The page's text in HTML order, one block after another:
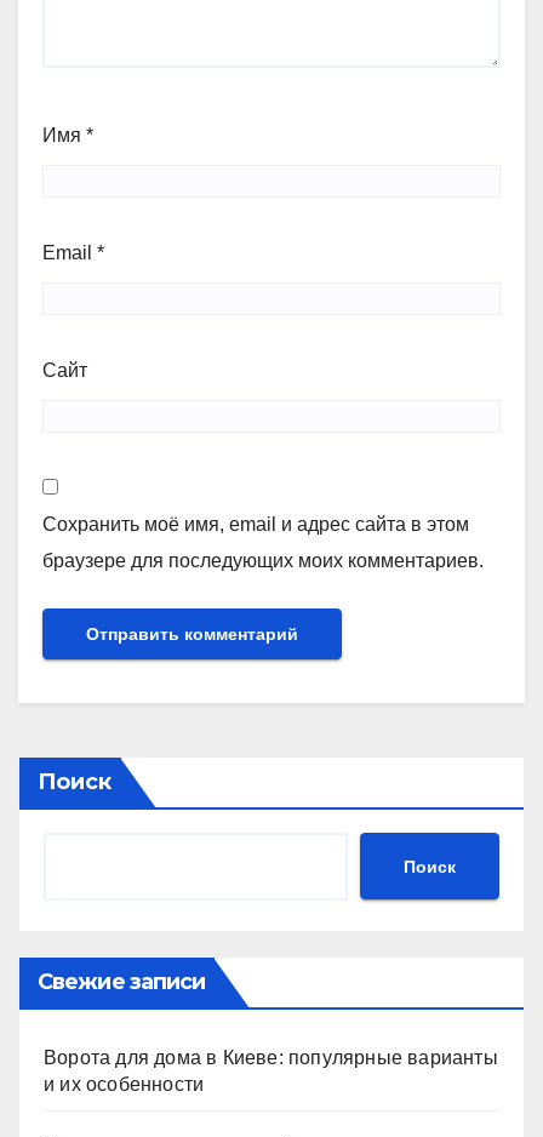
Имя *
Email *
Сайт
Сохранить моё имя, email и адрес сайта в этом
браузере для последующих моих комментариев.
Поиск
Поиск
Свежие записи
Ворота для дома в Киеве: популярные варианты
и их особенности